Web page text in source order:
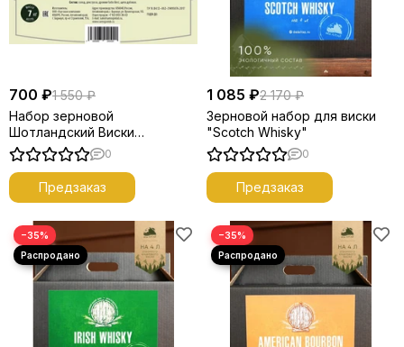
700 ₽1 550 ₽
Набор зерновой
Шотландский Виски
"Лаборатория Самогона"
0
Предзаказ
1 085 ₽2 170 ₽
Зерновой набор для виски
"Scotch Whisky"
0
Предзаказ
−35% −35%